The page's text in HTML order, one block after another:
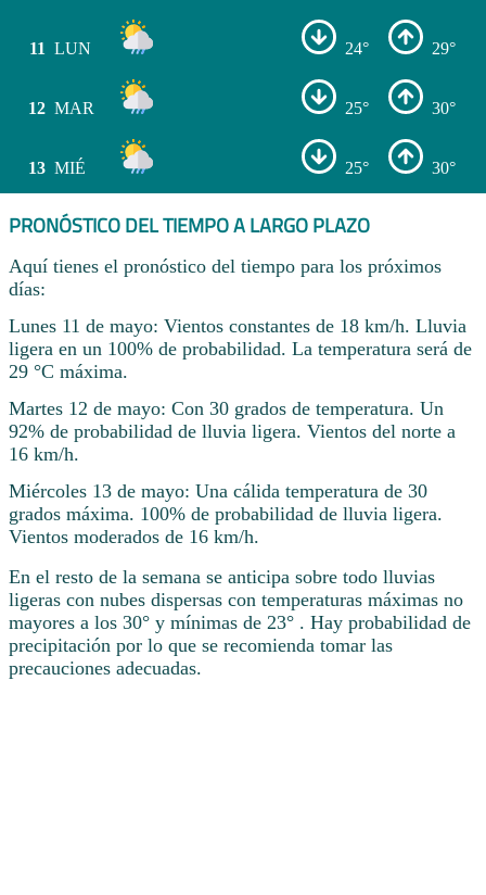
11 LUN 24° 29°
12 MAR 25° 30°
13 MIÉ 25° 30°
PRONÓSTICO DEL TIEMPO A LARGO PLAZO
Aquí tienes el pronóstico del tiempo para los próximos
días:
Lunes 11 de mayo: Vientos constantes de 18 km/h. Lluvia
ligera en un 100% de probabilidad. La temperatura será de
29 °C máxima.
Martes 12 de mayo: Con 30 grados de temperatura. Un
92% de probabilidad de lluvia ligera. Vientos del norte a
16 km/h.
Miércoles 13 de mayo: Una cálida temperatura de 30
grados máxima. 100% de probabilidad de lluvia ligera.
Vientos moderados de 16 km/h.
En el resto de la semana se anticipa sobre todo lluvias
ligeras con nubes dispersas con temperaturas máximas no
mayores a los 30° y mínimas de 23° . Hay probabilidad de
precipitación por lo que se recomienda tomar las
precauciones adecuadas.